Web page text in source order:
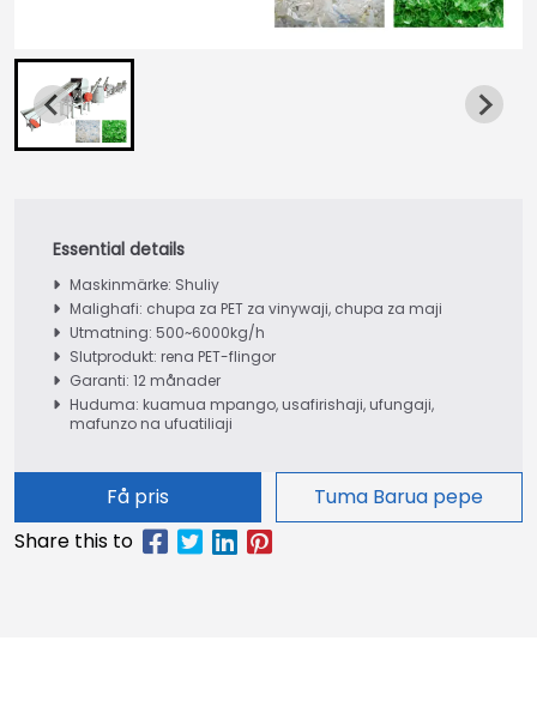
Maskinmärke: Shuliy
Malighafi: chupa za PET za vinywaji, chupa za maji
Utmatning: 500~6000kg/h
Slutprodukt: rena PET-flingor
Garanti: 12 månader
Huduma: kuamua mpango, usafirishaji, ufungaji,
mafunzo na ufuatiliaji
Få pris Tuma Barua pepe